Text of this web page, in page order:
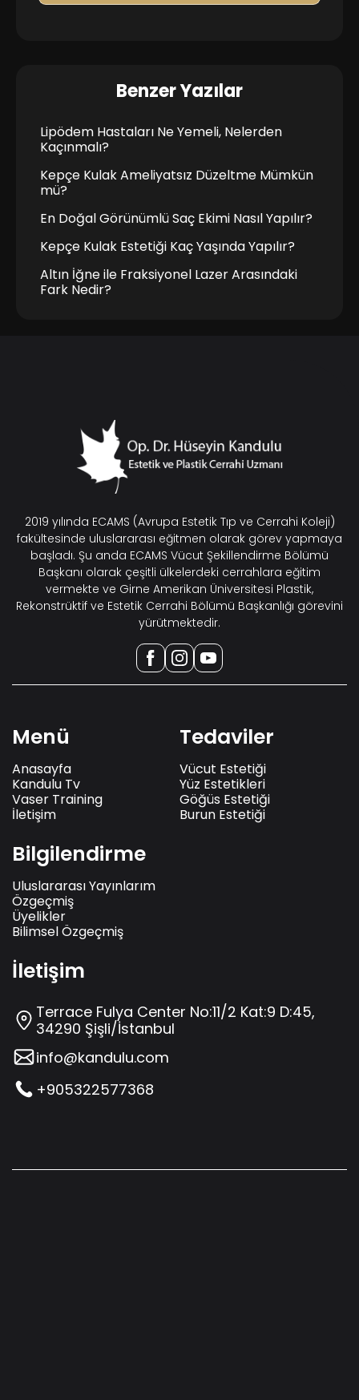
Benzer Yazılar
Lipödem Hastaları Ne Yemeli, Nelerden
Kaçınmalı?
Kepçe Kulak Ameliyatsız Düzeltme Mümkün
mü?
En Doğal Görünümlü Saç Ekimi Nasıl Yapılır?
Kepçe Kulak Estetiği Kaç Yaşında Yapılır?
Altın İğne ile Fraksiyonel Lazer Arasındaki
Fark Nedir?
2019 yılında ECAMS (Avrupa Estetik Tıp ve Cerrahi Koleji)
fakültesinde uluslararası eğitmen olarak görev yapmaya
başladı. Şu anda ECAMS Vücut Şekillendirme Bölümü
Başkanı olarak çeşitli ülkelerdeki cerrahlara eğitim
vermekte ve Girne Amerikan Üniversitesi Plastik,
Rekonstrüktif ve Estetik Cerrahi Bölümü Başkanlığı görevini
yürütmektedir.
Menü
Anasayfa
Kandulu Tv
Vaser Training
İletişim
Tedaviler
Vücut Estetiği
Yüz Estetikleri
Göğüs Estetiği
Burun Estetiği
Bilgilendirme
Uluslararası Yayınlarım
Özgeçmiş
Üyelikler
Bilimsel Özgeçmiş
İletişim
Terrace Fulya Center No:11/2 Kat:9 D:45,
34290 Şişli/İstanbul
info@kandulu.com
+905322577368